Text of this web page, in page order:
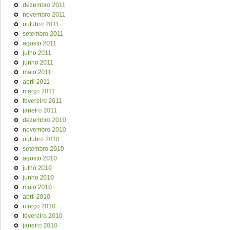
dezembro 2011
novembro 2011
outubro 2011
setembro 2011
agosto 2011
julho 2011
junho 2011
maio 2011
abril 2011
março 2011
fevereiro 2011
janeiro 2011
dezembro 2010
novembro 2010
outubro 2010
setembro 2010
agosto 2010
julho 2010
junho 2010
maio 2010
abril 2010
março 2010
fevereiro 2010
janeiro 2010